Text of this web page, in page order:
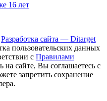
16 лет
Разработка сайта — Ditarget
пользовательских данных
с Правилами
на сайте, Вы соглашаетесь с
запретить сохранение